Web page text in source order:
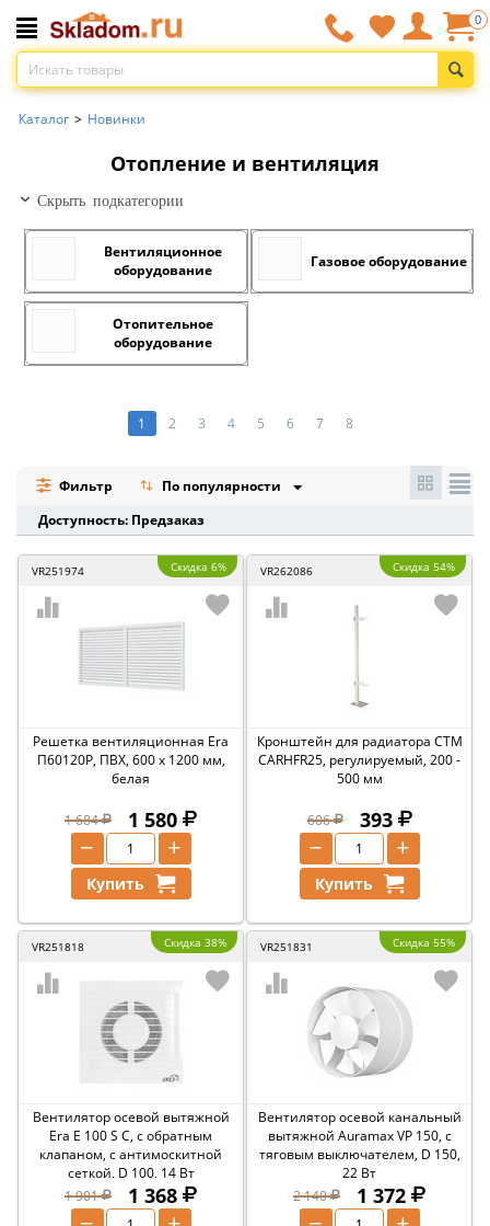
0
Каталог > Новинки
Отопление и вентиляция
Скрыть подкатегории
Вентиляционное
оборудование
Газовое оборудование
Отопительное
оборудование
1 2 3 4 5 6 7 8
Фильтр
По популярности
Доступность: Предзаказ
VR251974 Скидка 6%
Решетка вентиляционная Era
П60120Р, ПВХ, 600 x 1200 мм,
белая
1 684 1 580
+
−
Купить
VR262086 Скидка 54%
Кронштейн для радиатора СТМ
CARHFR25, регулируемый, 200 -
500 мм
606 393
+
−
Купить
VR251818 Скидка 38%
Вентилятор осевой вытяжной
Era E 100 S C, с обратным
клапаном, с антимоскитной
сеткой, D 100, 14 Вт
1 901
1 368
VR251831 Скидка 55%
Вентилятор осевой канальный
вытяжной Auramax VP 150, с
тяговым выключателем, D 150,
22 Вт
2 140
1 372